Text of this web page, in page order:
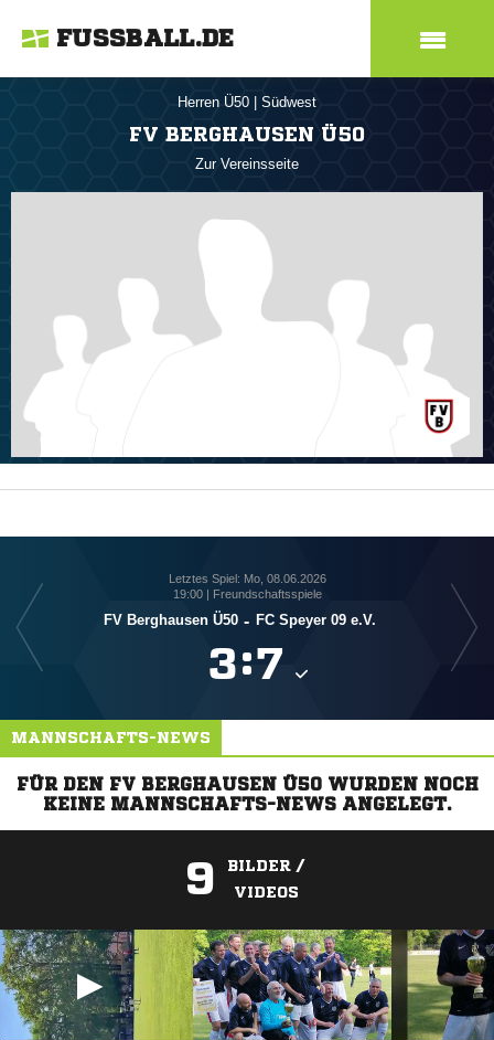
FUSSBALL.DE
Herren Ü50 Südwest
FV BERGHAUSEN Ü50
Zur Vereinsseite
Letztes Spiel: Mo, 08.06.2026
19:00 | Freundschaftsspiele
FV Berghausen Ü50 - FC Speyer 09 e.V.
:
MANNSCHAFTS-NEWS
FÜR DEN FV BERGHAUSEN Ü50 WURDEN NOCH
KEINE MANNSCHAFTS-NEWS ANGELEGT.
9
BILDER /
VIDEOS